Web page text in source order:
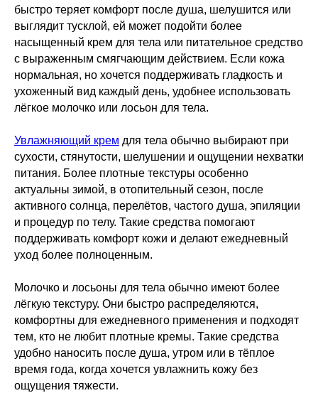
быстро теряет комфорт после душа, шелушится или
выглядит тусклой, ей может подойти более
насыщенный крем для тела или питательное средство
с выраженным смягчающим действием. Если кожа
нормальная, но хочется поддерживать гладкость и
ухоженный вид каждый день, удобнее использовать
лёгкое молочко или лосьон для тела.
Увлажняющий крем для тела обычно выбирают при
сухости, стянутости, шелушении и ощущении нехватки
питания. Более плотные текстуры особенно
актуальны зимой, в отопительный сезон, после
активного солнца, перелётов, частого душа, эпиляции
и процедур по телу. Такие средства помогают
поддерживать комфорт кожи и делают ежедневный
уход более полноценным.
Молочко и лосьоны для тела обычно имеют более
лёгкую текстуру. Они быстро распределяются,
комфортны для ежедневного применения и подходят
тем, кто не любит плотные кремы. Такие средства
удобно наносить после душа, утром или в тёплое
время года, когда хочется увлажнить кожу без
ощущения тяжести.